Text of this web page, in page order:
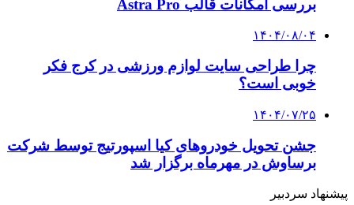
بررسی امکانات قالب Astra Pro
۱۴۰۴/۰۸/۰۴
چرا طراحی سایت لوازم ورزشی در کرج فکر
خوبی است؟
۱۴۰۴/۰۷/۲۵
جشن تحویل خودروهای کیا اسپورتیج توسط شرکت
برساوش در مهرماه برگزار شد
پیشنهاد سردبیر